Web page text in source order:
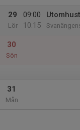
29
Lör
09:00
10:15
30
Sön
31
Mån